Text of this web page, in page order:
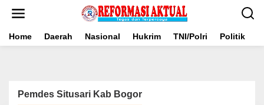
Home Daerah Nasional Hukrim TNI/Polri Politik
Pemdes Situsari Kab Bogor